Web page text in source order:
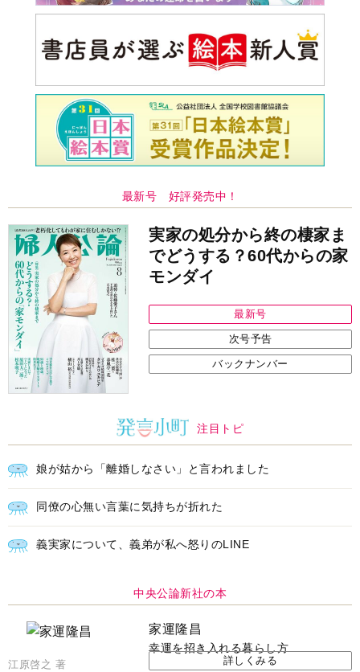
最新号 好評発売中！
実家の処分から終の棲家ま
でどうする？60代からの家
モンダイ
最新号
次号予告
バックナンバー
注目トピ
娘が姑から「離婚しなさい」と言われました
同僚の心無い言葉に気持ちが折れた
義実家について、義弟が私へ怒りのLINE
中央公論新社の本
家運隆昌
幸運を招き入れる暮らし方
江原啓之 著 詳しくみる